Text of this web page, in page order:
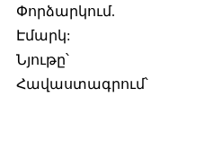
Փորձարկում.
Էմարկ:
Նյութը՝
Հավաստագրում՝